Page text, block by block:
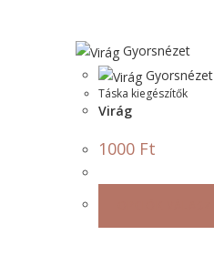
Gyorsnézet
Gyorsnézet
Táska kiegészítők
Virág
1000 Ft